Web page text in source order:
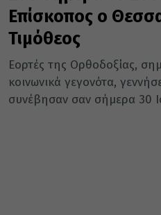
Επίσκοπος ο
Τιμόθεος
Εορτές της Ορθοδοξίας,
κοινωνικά γεγονότα,
συνέβησαν σαν σήμερα 30